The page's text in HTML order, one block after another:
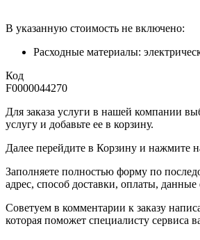
В указанную стоимость не включено:
Расходные материалы:
Код
F0000044270
Для заказа услуги в нашей компании
услугу и добавьте ее в корзину.
Далее перейдите в Корзину и нажмите
​​​​​​​Заполняете полностью форму по
адрес, способ доставки, оплаты, данные
​​​​​​​Советуем в комментарии к заказу
которая поможет специалисту сервиса